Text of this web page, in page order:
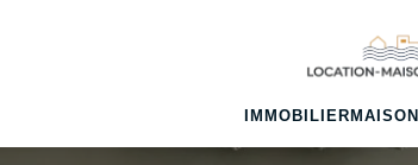
IMMOBILIER MAISON